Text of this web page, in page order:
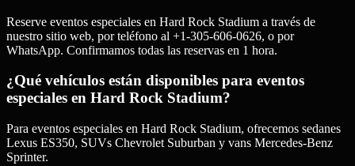
Reserve eventos especiales en Hard Rock Stadium a través de
nuestro sitio web, por teléfono al +1-305-606-0626, o por
WhatsApp. Confirmamos todas las reservas en 1 hora.
¿Qué vehículos están disponibles para eventos
especiales en Hard Rock Stadium?
Para eventos especiales en Hard Rock Stadium, ofrecemos sedanes
Lexus ES350, SUVs Chevrolet Suburban y vans Mercedes-Benz
Sprinter.